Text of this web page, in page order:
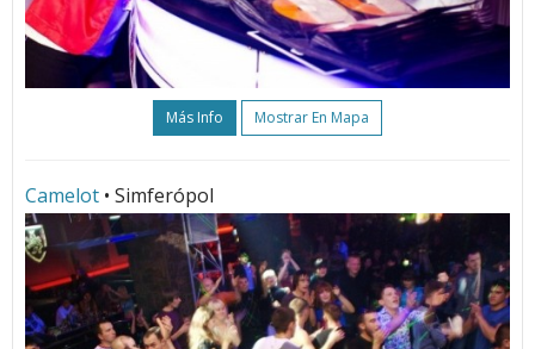
Más Info Mostrar En Mapa
Camelot • Simferópol